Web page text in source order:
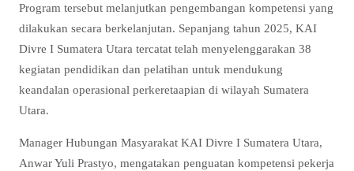
Program tersebut melanjutkan pengembangan kompetensi yang
dilakukan secara berkelanjutan. Sepanjang tahun 2025, KAI
Divre I Sumatera Utara tercatat telah menyelenggarakan 38
kegiatan pendidikan dan pelatihan untuk mendukung
keandalan operasional perkeretaapian di wilayah Sumatera
Utara.
Manager Hubungan Masyarakat KAI Divre I Sumatera Utara,
Anwar Yuli Prastyo, mengatakan penguatan kompetensi pekerja